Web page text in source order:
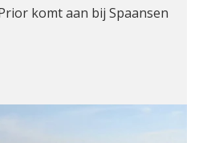
komt aan bij Spaansen